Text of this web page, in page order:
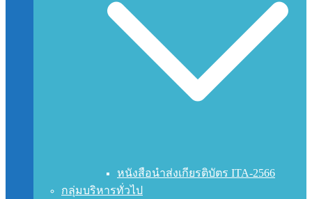
หนังสือนำส่งเกียรติบัตร ITA-2566
กลุ่มบริหารทั่วไป